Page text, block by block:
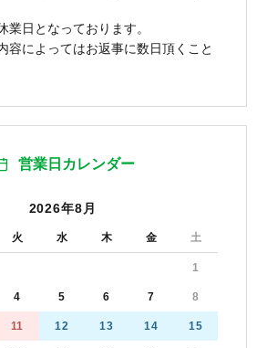
業日となっております。
容によってはお返事に数日頂くこと
営業日カレンダー
2026年8月
火 水 木 金 土
1
4 5 6 7 8
11 12 13 14 15